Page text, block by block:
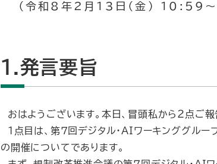
（令和8年2月13日（金） 10:59
1.発言要旨
おはようございます。本日、冒頭私から２点ご報
１点目は、第７回デジタル・AIワーキンググルー
の開催についてであります。